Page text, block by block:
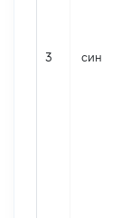
3 син